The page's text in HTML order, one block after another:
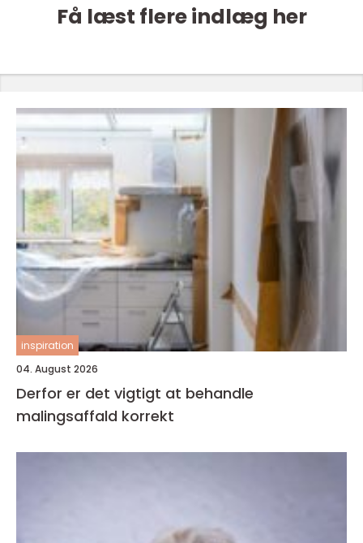
Få læst flere indlæg her
inspiration
04. August 2026
Derfor er det vigtigt at behandle
malingsaffald korrekt